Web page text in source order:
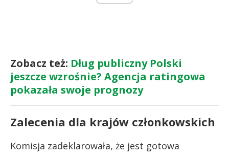
Zobacz też: Dług publiczny Polski
jeszcze wzrośnie? Agencja ratingowa
pokazała swoje prognozy
Zalecenia dla krajów członkowskich
Komisja zadeklarowała, że jest gotowa